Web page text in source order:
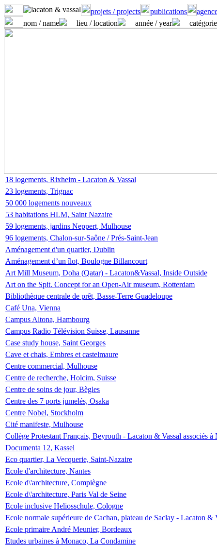
projets / projects publications
nom / name
lieu / location année / year
18 logements, Rixheim - Lacaton & Vassal
23 logements, Trignac
50 000 logements nouveaux
53 habitations HLM, Saint Nazaire
59 logements, jardins Neppert, Mulhouse
96 logements, Chalon-sur-Saône / Prés-Saint-Jean
Aménagement d'un quartier, Dublin
Aménagement d’un îlot, Boulogne Billancourt
Art Mill Museum, Doha (Qatar) - Lacaton&Vassal, Inside Outside
Art on the Spit. Concept for an Open-Air museum, Rotterdam
Bibliothèque centrale de prêt, Basse-Terre Guadeloupe
Café Una, Vienna
Campus Altona, Hambourg
Campus Radio Télévision Suisse, Lausanne
Case study house, Saint Georges
Cave et chais, Embres et castelmaure
Centre commercial, Mulhouse
Centre de recherche, Holcim, Suisse
Centre de soins de jour, Bègles
Centre des 7 ports jumelés, Osaka
Centre Nobel, Stockholm
Cité manifeste, Mulhouse
Collège Protestant Français, Beyrouth - Lacaton & Vassal associés
Documenta 12, Kassel
Eco quartier, La Vecquerie, Saint-Nazaire
Ecole d'architecture, Nantes
Ecole d\'architecture, Compiègne
Ecole d\'architecture, Paris Val de Seine
Ecole inclusive Heliosschule, Cologne
Ecole normale supérieure de Cachan, plateau de Saclay - Lacaton &
Ecole primaire André Meunier, Bordeaux
Etudes urbaines à Monaco, La Condamine